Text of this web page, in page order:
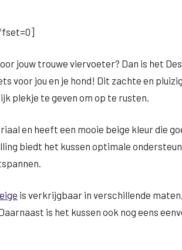
jouw trouwe viervoeter? Dan is het
voor jou en je hond! Dit zachte en
plekje te geven om op te rusten.
en heeft een mooie beige kleur die
biedt het kussen optimale
is verkrijgbaar in verschillende
is het kussen ook nog eens